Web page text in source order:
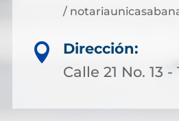
/

Dirección:
Calle 21 No. 13 -